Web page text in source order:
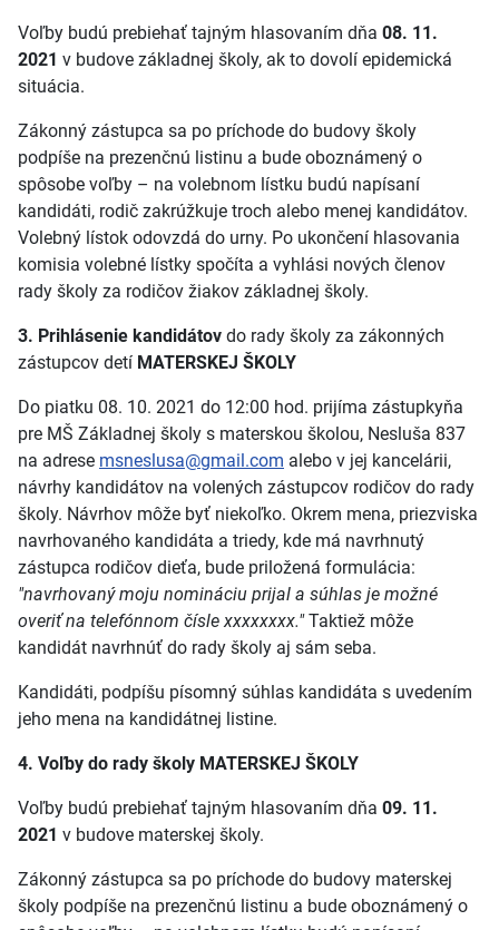
Voľby budú prebiehať tajným hlasovaním dňa 08. 11.
2021 v budove základnej školy, ak to dovolí epidemická
situácia.
Zákonný zástupca sa po príchode do budovy školy
podpíše na prezenčnú listinu a bude oboznámený o
spôsobe voľby – na volebnom lístku budú napísaní
kandidáti, rodič zakrúžkuje troch alebo menej kandidátov.
Volebný lístok odovzdá do urny. Po ukončení hlasovania
komisia volebné lístky spočíta a vyhlási nových členov
rady školy za rodičov žiakov základnej školy.
3. Prihlásenie kandidátov do rady školy za zákonných
zástupcov detí MATERSKEJ ŠKOLY
Do piatku 08. 10. 2021 do 12:00 hod. prijíma zástupkyňa
pre MŠ Základnej školy s materskou školou, Nesluša 837
na adrese msneslusa@gmail.com alebo v jej kancelárii,
návrhy kandidátov na volených zástupcov rodičov do rady
školy. Návrhov môže byť niekoľko. Okrem mena, priezviska
navrhovaného kandidáta a triedy, kde má navrhnutý
zástupca rodičov dieťa, bude priložená formulácia:
"navrhovaný moju nomináciu prijal a súhlas je možné
overiť na telefónnom čísle xxxxxxxx."Taktiež môže
kandidát navrhnúť do rady školy aj sám seba.
Kandidáti, podpíšu písomný súhlas kandidáta s uvedením
jeho mena na kandidátnej listine.
4. Voľby do rady školy MATERSKEJ ŠKOLY
Voľby budú prebiehať tajným hlasovaním dňa 09. 11.
2021 v budove materskej školy.
Zákonný zástupca sa po príchode do budovy materskej
školy podpíše na prezenčnú listinu a bude oboznámený o